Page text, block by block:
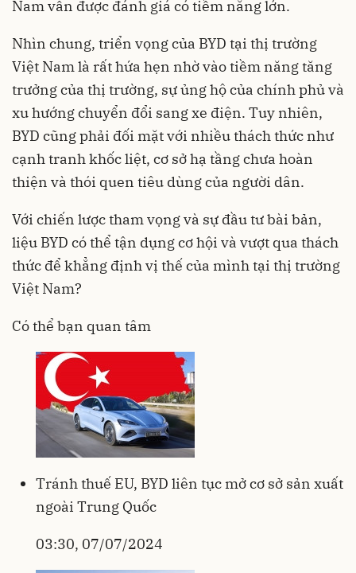
Nam vẫn được đánh giá có tiềm năng lớn.
Nhìn chung, triển vọng của BYD tại thị trường
Việt Namlà rất hứa hẹn nhờ vào tiềm năng tăng
trưởng của thị trường, sự ủng hộ của chính phủ và
xu hướng chuyển đổi sang xe điện. Tuy nhiên,
BYD cũng phải đối mặt với nhiều thách thức như
cạnh tranh khốc liệt, cơ sở hạ tầng chưa hoàn
thiện và thói quen tiêu dùng của người dân.
Với chiến lược tham vọng và sự đầu tư bài bản,
liệu BYD có thể tận dụng cơ hội và vượt qua thách
thức để khẳng định vị thế của mình tại thị trường
Việt Nam?
Có thể bạn quan tâm
Tránh thuế EU, BYD liên tục mở cơ sở sản xuất
ngoài Trung Quốc
03:30, 07/07/2024